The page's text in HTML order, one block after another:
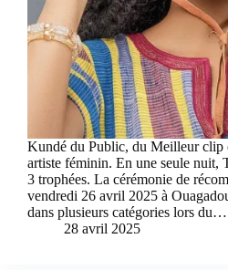
Kundé du Public, du Meilleur clip
artiste féminin. En une seule nuit,
3 trophées. La cérémonie de
vendredi 26 avril 2025 à
dans plusieurs catégories lors du…
28 avril 2025